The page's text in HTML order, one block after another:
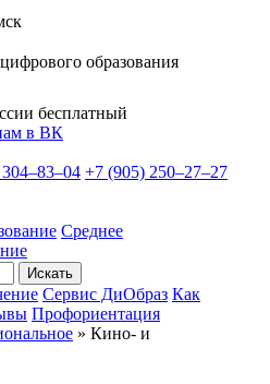
образования
бесплатный
в ВК
+7 (905) 250–27–27
Среднее
Искать
Сервис ДиОбраз Как
Профориентация
» Кино- и